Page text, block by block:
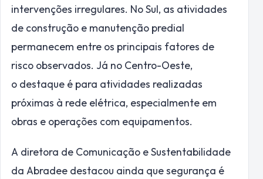
intervenções irregulares. No Sul, as atividades
de construção e manutenção predial
permanecem entre os principais fatores de
risco observados. Já no Centro-Oeste,
o destaque é para atividades realizadas
próximas à rede elétrica, especialmente em
obras e operações com equipamentos.
A diretora de Comunicação e Sustentabilidade
da Abradee destacou ainda que segurança é